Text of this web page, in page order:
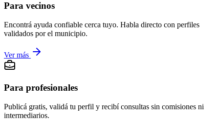
Para vecinos
Encontrá ayuda confiable cerca tuyo. Habla directo con perfiles
validados por el municipio.
Ver más
Para profesionales
Publicá gratis, validá tu perfil y recibí consultas sin comisiones ni
intermediarios.